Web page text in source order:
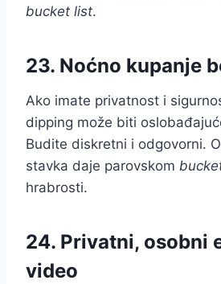
bucket list.
23. Noćno kupanje
Ako imate privatnost i
dipping može biti
Budite diskretni i odgovorni.
stavka daje parovskom
hrabrosti.
24. Privatni, osobni
video